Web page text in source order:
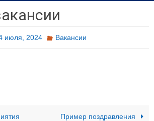
июля, 2024 Вакансии
Пример поздравления